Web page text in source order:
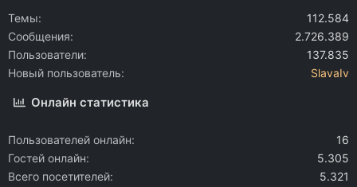
Темы
112.584
Сообщения
2.726.389
Пользователи
137.835
Новый пользователь
SlavaIv
Онлайн статистика
Пользователей онлайн
16
Гостей онлайн
5.305
Всего посетителей
5.321